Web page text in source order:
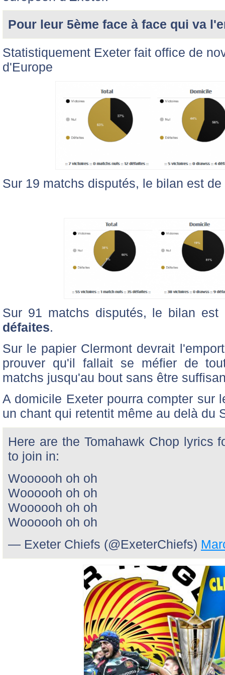
Pour leur 5ème face à face qui va
Statistiquement Exeter fait office de
d'Europe
Sur 19 matchs disputés, le bilan est de
Sur 91 matchs disputés, le bilan
défaites.
Sur le papier Clermont devrait
prouver qu'il fallait se méfier de
matchs jusqu'au bout sans être
A domicile Exeter pourra compter
un chant qui retentit même au delà du
Here are the Tomahawk Chop lyrics
to join in:
Woooooh oh oh
Woooooh oh oh
Woooooh oh oh
Woooooh oh oh
— Exeter Chiefs (@ExeterChiefs)